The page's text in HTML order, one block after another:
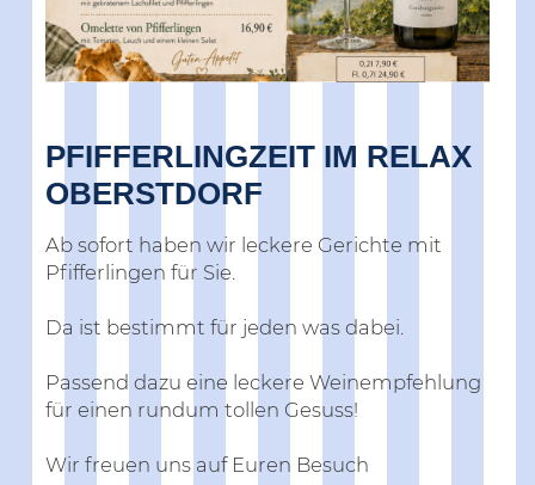
PFIFFERLINGZEIT IM RELAX
OBERSTDORF
Ab sofort haben wir leckere Gerichte mit
Pfifferlingen für Sie.
Da ist bestimmt für jeden was dabei.
Passend dazu eine leckere Weinempfehlung
für einen rundum tollen Gesuss!
Wir freuen uns auf Euren Besuch